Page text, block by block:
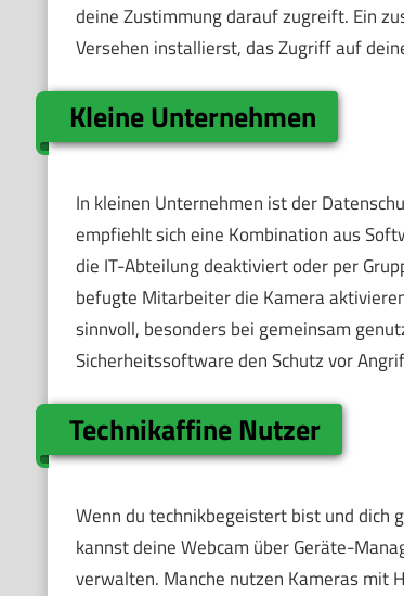
deine Zustimmung darauf zugreift. Ein
Versehen installierst, das Zugriff auf
Kleine Unternehmen
In kleinen Unternehmen ist der
empfiehlt sich eine Kombination aus
die IT-Abteilung deaktiviert oder per
befugte Mitarbeiter die Kamera
sinnvoll, besonders bei gemeinsam
Sicherheitssoftware den Schutz vor
Technikaffine Nutzer
Wenn du technikbegeistert bist und dich
kannst deine Webcam über Geräte-
verwalten. Manche nutzen Kameras mit